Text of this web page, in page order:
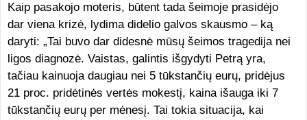
Kaip pasakojo moteris, būtent tada šeimoje prasidėjo
dar viena krizė, lydima didelio galvos skausmo – ką
daryti: „Tai buvo dar didesnė mūsų šeimos tragedija nei
ligos diagnozė. Vaistas, galintis išgydyti Petrą yra,
tačiau kainuoja daugiau nei 5 tūkstančių eurų, pridėjus
21 proc. pridėtinės vertės mokestį, kaina išauga iki 7
tūkstančių eurų per mėnesį. Tai tokia situacija, kai